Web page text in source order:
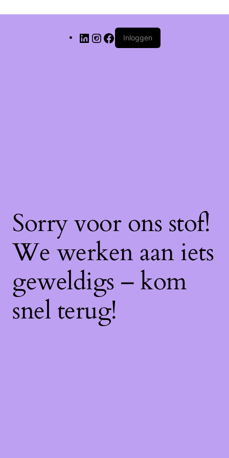
Inloggen
Sorry voor ons stof!
We werken aan iets
geweldigs – kom
snel terug!